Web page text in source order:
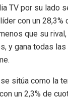
TV por su lado
con un 28,3%
que su
y gana todas
se sitúa como la
un 2,3% de